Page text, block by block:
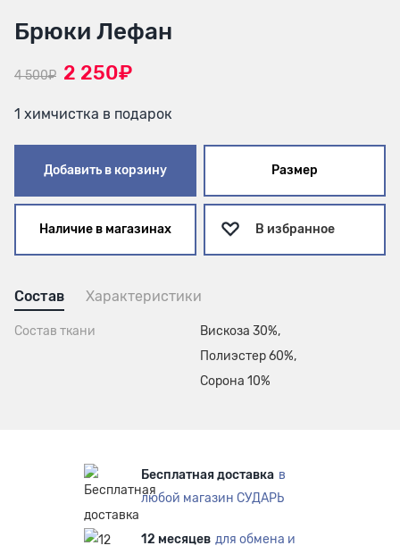
Брюки Лефан
4 500₽ 2 250₽
1 химчистка в подарок
Добавить в корзину Размер
Наличие в магазинах В избранное
Состав Характеристики
Состав ткани
Вискоза 30%,
Полиэстер 60%,
Сорона 10%
Бесплатная доставка в
любой магазин СУДАРЬ
12 месяцев для обмена и